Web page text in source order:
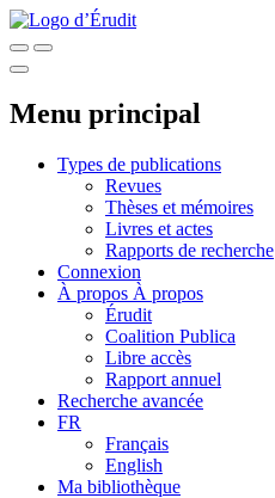
Menu principal
Types de publications
Revues
Thèses et mémoires
Livres et actes
Rapports de recherche
Connexion
À propos À propos
Érudit
Coalition Publica
Libre accès
Rapport annuel
Recherche avancée
FR
Français
English
Ma bibliothèque